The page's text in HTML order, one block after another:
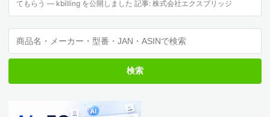
てもらう — kbilling を公開しました 記事: 株式会社エクスブリッジ
検索